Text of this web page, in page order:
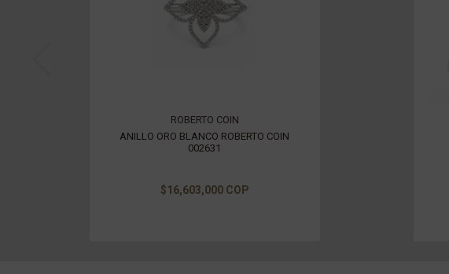
ROBERTO COIN
ANILLO ORO BLANCO ROBERTO COIN
002631
$16,603,000 COP